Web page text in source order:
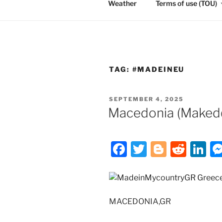
Weather Terms of use (TOU)
TAG: #MADEINEU
POSTED
ON
SEPTEMBER 4, 2025
Macedonia
F
c
e
T
itt
er
Bl
g
g
R
d
Li
k
MACEDONIA,GR